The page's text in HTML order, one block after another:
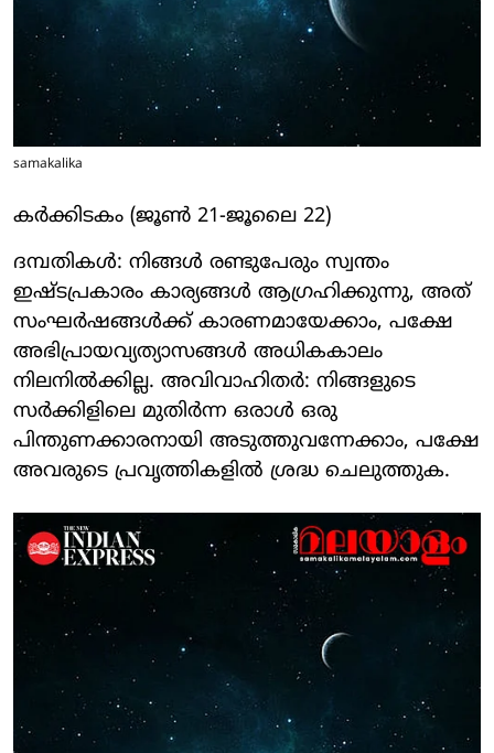
samakalika
കര്‍ക്കിടകം (ജൂണ്‍ 21-ജൂലൈ 22)
ദമ്പതികള്‍: നിങ്ങള്‍ രണ്ടുപേരും സ്വന്തം
ഇഷ്ടപ്രകാരം കാര്യങ്ങള്‍ ആഗ്രഹിക്കുന്നു, അത്
സംഘര്‍ഷങ്ങള്‍ക്ക് കാരണമായേക്കാം, പക്ഷേ
അഭിപ്രായവ്യത്യാസങ്ങള്‍ അധികകാലം
നിലനില്‍ക്കില്ല. അവിവാഹിതര്‍: നിങ്ങളുടെ
സര്‍ക്കിളിലെ മുതിര്‍ന്ന ഒരാള്‍ ഒരു
പിന്തുണക്കാരനായി അടുത്തുവന്നേക്കാം, പക്ഷേ
അവരുടെ പ്രവൃത്തികളില്‍ ശ്രദ്ധ ചെലുത്തുക.